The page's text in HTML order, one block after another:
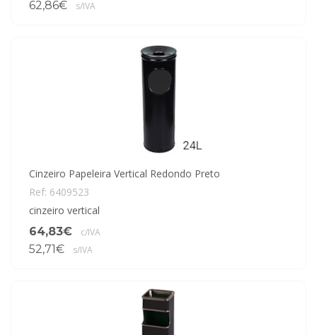
62,86€ s/IVA
Cinzeiro Papeleira Vertical Redondo Preto
Ref: 6409523
cinzeiro vertical
64,83€
c/IVA
52,71€ s/IVA